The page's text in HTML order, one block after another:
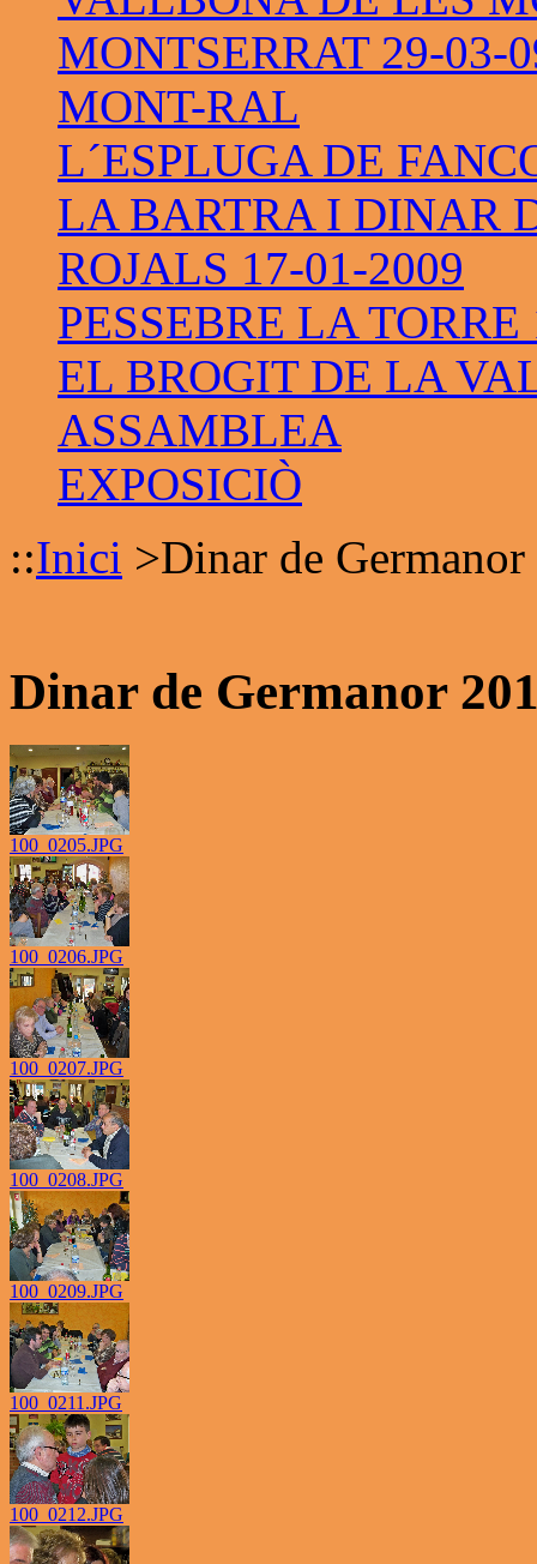
MONTSERRAT 29-03-
MONT-RAL
L´ESPLUGA DE
LA BARTRA I DINAR
ROJALS 17-01-2009
PESSEBRE LA TORRE
EL BROGIT DE LA
ASSAMBLEA
EXPOSICIÒ
::Inici >Dinar de
Dinar de Germanor
100_0205.JPG
100_0206.JPG
100_0207.JPG
100_0208.JPG
100_0209.JPG
100_0211.JPG
100_0212.JPG